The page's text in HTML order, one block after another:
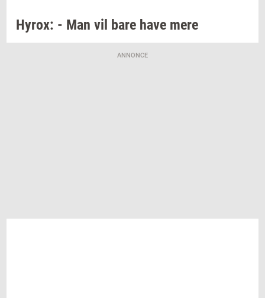
Hyrox: - Man vil bare have mere
ANNONCE